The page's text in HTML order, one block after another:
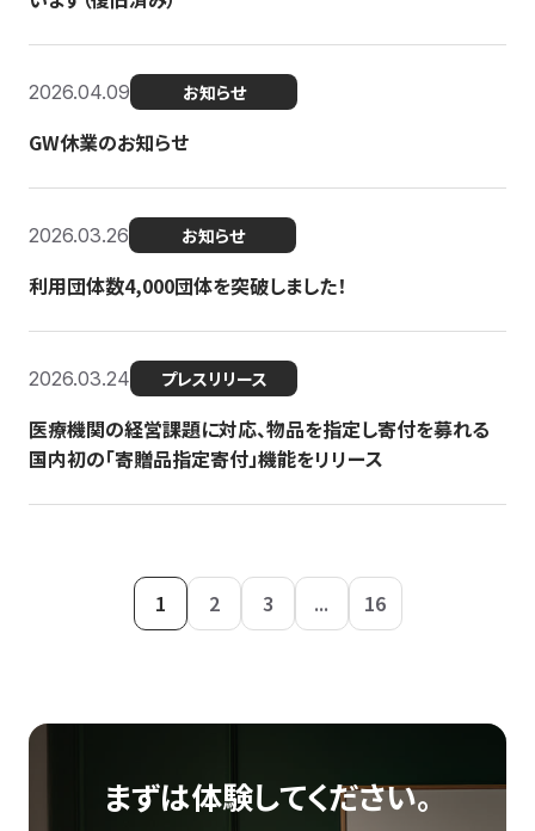
2026.04.09 お知らせ
GW休業のお知らせ
2026.03.26 お知らせ
利用団体数4,000団体を突破しました！
2026.03.24 プレスリリース
医療機関の経営課題に対応、物品を指定し寄付を募れる
国内初の「寄贈品指定寄付」機能をリリース
1 2 3 ... 16
まずは体験してください。